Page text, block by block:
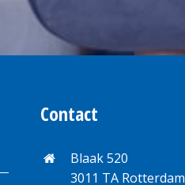
Contact
Blaak 520
3011 TA Rotterdam